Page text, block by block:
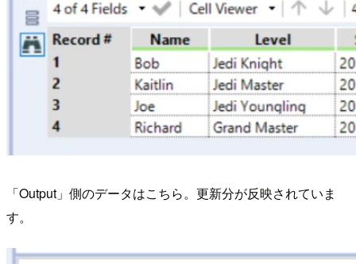
「Output」側のデータはこちら。更新分が反映されていま
す。